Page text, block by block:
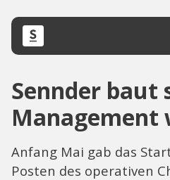
Sennder baut
Management
Anfang Mai gab das
Posten des operativen